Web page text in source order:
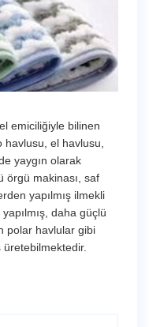
emiciliğiyle bilinen
el havlusu,
yaygın olarak
örgü makinası, saf
yapılmış ilmekli
daha güçlü
polar havlular gibi